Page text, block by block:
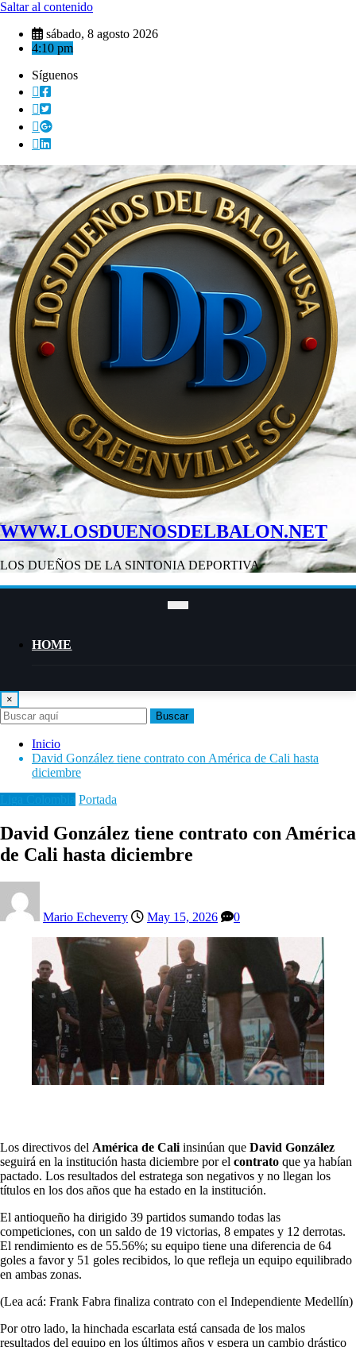
Saltar al contenido
sábado, 8 agosto 2026
4:10 pm
Síguenos
WWW.LOSDUENOSDELBALON.NET
LOS DUEÑOS DE LA SINTONIA DEPORTIVA
HOME
×
Buscar
Inicio
David González tiene contrato con América de Cali hasta
diciembre
Portada
David González tiene contrato con América
de Cali hasta diciembre
Mario Echeverry May 15, 2026 0
Los directivos del América de Cali insinúan que David González
seguirá en la institución hasta diciembre por el contrato que ya habían
pactado. Los resultados del estratega son negativos y no llegan los
títulos en los dos años que ha estado en la institución.
El antioqueño ha dirigido 39 partidos sumando todas las
competiciones, con un saldo de 19 victorias, 8 empates y 12 derrotas.
El rendimiento es de 55.56%; su equipo tiene una diferencia de 64
goles a favor y 51 goles recibidos, lo que refleja un equipo equilibrado
en ambas zonas.
(Lea acá: Frank Fabra finaliza contrato con el Independiente Medellín)
Por otro lado, la hinchada escarlata está cansada de los malos
resultados del equipo en los últimos años y espera un cambio drástico